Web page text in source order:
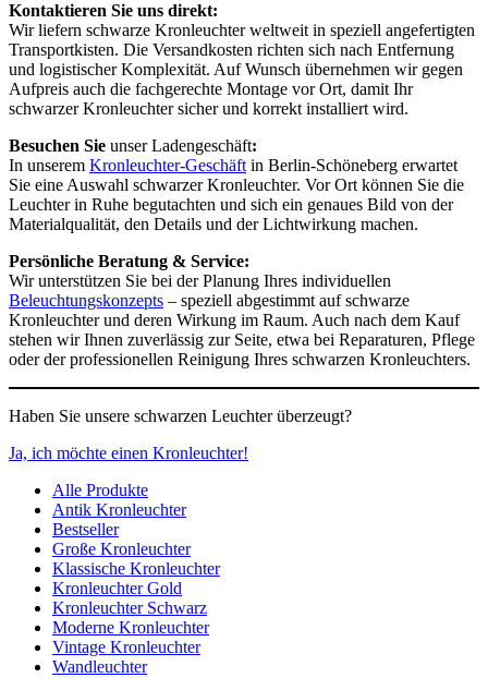
Kontaktieren Sie uns direkt:
Wir liefern schwarze Kronleuchter weltweit in speziell angefertigten
Transportkisten. Die Versandkosten richten sich nach Entfernung
und logistischer Komplexität. Auf Wunsch übernehmen wir gegen
Aufpreis auch die fachgerechte Montage vor Ort, damit Ihr
schwarzer Kronleuchter sicher und korrekt installiert wird.
Besuchen Sie unser Ladengeschäft:
In unserem Kronleuchter-Geschäft in Berlin-Schöneberg erwartet
Sie eine Auswahl schwarzer Kronleuchter. Vor Ort können Sie die
Leuchter in Ruhe begutachten und sich ein genaues Bild von der
Materialqualität, den Details und der Lichtwirkung machen.
Persönliche Beratung & Service:
Wir unterstützen Sie bei der Planung Ihres individuellen
Beleuchtungskonzepts – speziell abgestimmt auf schwarze
Kronleuchter und deren Wirkung im Raum. Auch nach dem Kauf
stehen wir Ihnen zuverlässig zur Seite, etwa bei Reparaturen, Pflege
oder der professionellen Reinigung Ihres schwarzen Kronleuchters.
Haben Sie unsere schwarzen Leuchter überzeugt?
Ja, ich möchte einen Kronleuchter!
Alle Produkte
Antik Kronleuchter
Bestseller
Große Kronleuchter
Klassische Kronleuchter
Kronleuchter Gold
Kronleuchter Schwarz
Moderne Kronleuchter
Vintage Kronleuchter
Wandleuchter